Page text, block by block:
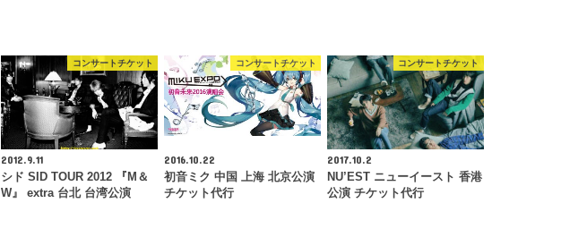
コンサートチケット
2012.9.11
シド SID TOUR 2012 『M＆
W』 extra 台北 台湾公演
コンサートチケット
2016.10.22
初音ミク 中国 上海 北京公演
チケット代行
コンサートチケット
2017.10.2
NU’EST ニューイースト 香港
公演 チケット代行